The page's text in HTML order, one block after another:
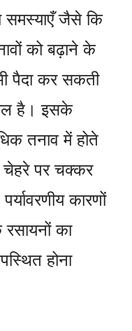
समस्याएँ जैसे कि
को बढ़ाने के
पैदा कर सकती
है। इसके
तनाव में होते
पर चक्कर
कारणों
रसायनों का
होना